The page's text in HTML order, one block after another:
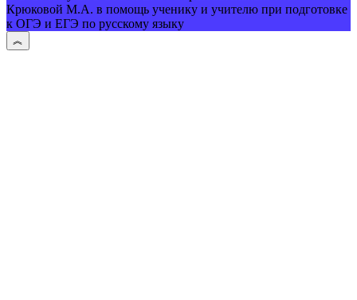
Крюковой М.А. в помощь ученику и учителю при подготовке
к ОГЭ и ЕГЭ по русскому языку